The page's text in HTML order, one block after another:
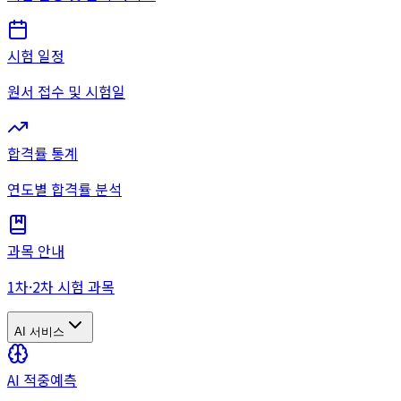
시험 일정
원서 접수 및 시험일
합격률 통계
연도별 합격률 분석
과목 안내
1차·2차 시험 과목
AI 서비스
AI 적중예측